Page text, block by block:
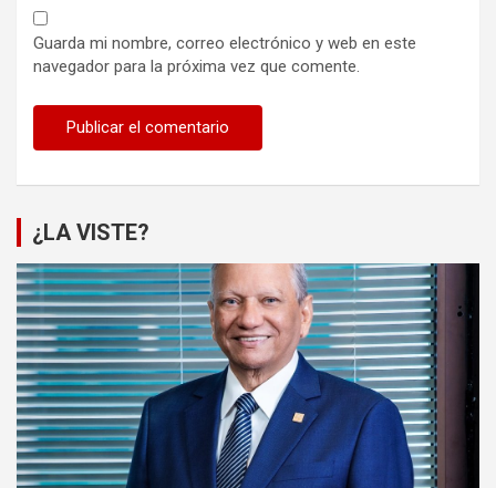
Guarda mi nombre, correo electrónico y web en este
navegador para la próxima vez que comente.
¿LA VISTE?